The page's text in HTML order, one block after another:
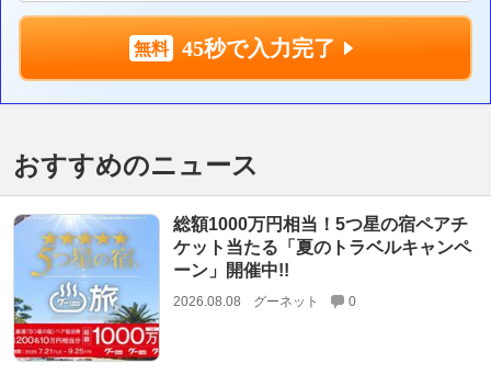
45秒で入力完了
おすすめのニュース
総額1000万円相当！5つ星の宿ペアチ
ケット当たる「夏のトラベルキャンペ
ーン」開催中!!
2026.08.08 グーネット 0